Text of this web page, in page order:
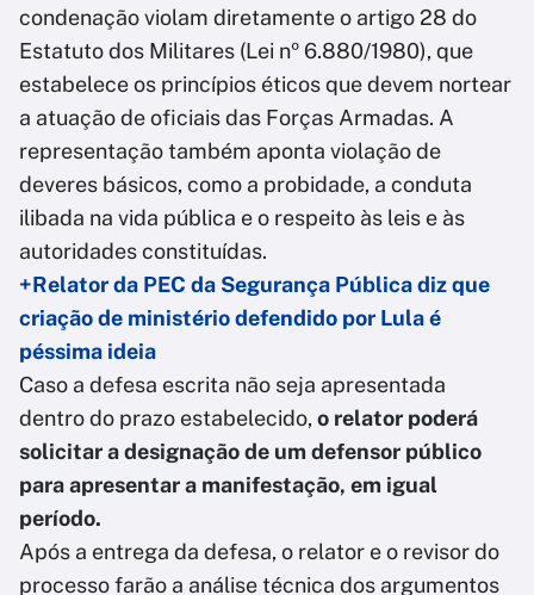
condenação violam diretamente o artigo 28 do
Estatuto dos Militares (Lei nº 6.880/1980), que
estabelece os princípios éticos que devem nortear
a atuação de oficiais das Forças Armadas. A
representação também aponta violação de
deveres básicos, como a probidade, a conduta
ilibada na vida pública e o respeito às leis e às
autoridades constituídas.
+Relator da PEC da Segurança Pública diz que
criação de ministério defendido por Lula é
péssima ideia
Caso a defesa escrita não seja apresentada
dentro do prazo estabelecido, o relator poderá
solicitar a designação de um defensor público
para apresentar a manifestação, em igual
período.
Após a entrega da defesa, o relator e o revisor do
processo farão a análise técnica dos argumentos